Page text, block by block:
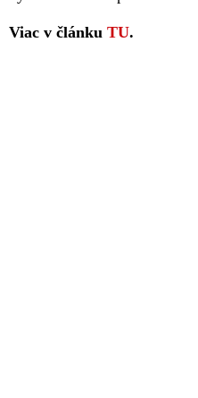
Viac v článku TU.